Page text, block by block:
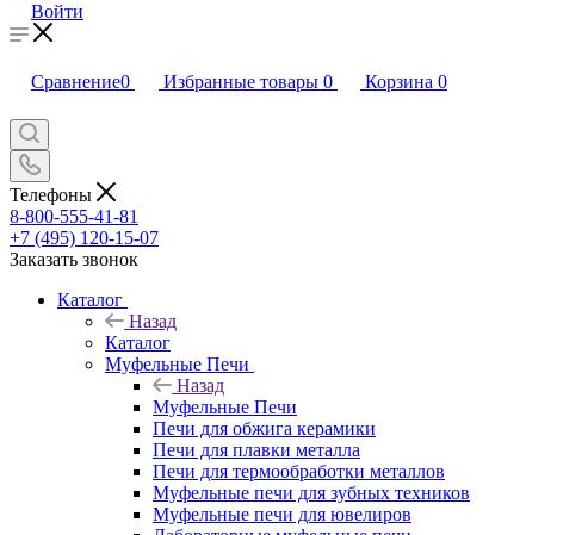
Войти
Сравнение0 Избранные товары 0 Корзина 0
Телефоны
8-800-555-41-81
+7 (495) 120-15-07
Заказать звонок
Каталог
Назад
Каталог
Муфельные Печи
Назад
Муфельные Печи
Печи для обжига керамики
Печи для плавки металла
Печи для термообработки металлов
Муфельные печи для зубных техников
Муфельные печи для ювелиров